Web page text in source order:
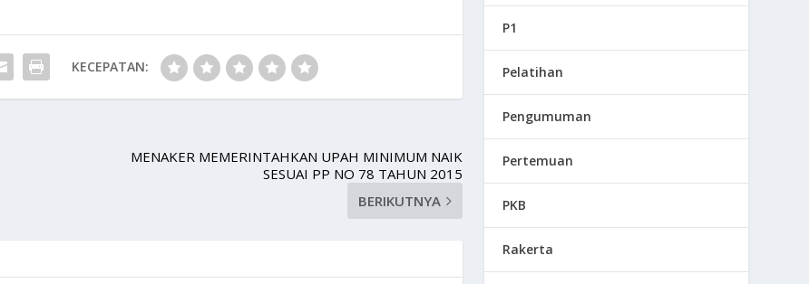
KECEPATAN:
MENAKER MEMERINTAHKAN UPAH MINIMUM NAIK
SESUAI PP NO 78 TAHUN 2015
BERIKUTNYA
P1
Pelatihan
Pengumuman
Pertemuan
PKB
Rakerta